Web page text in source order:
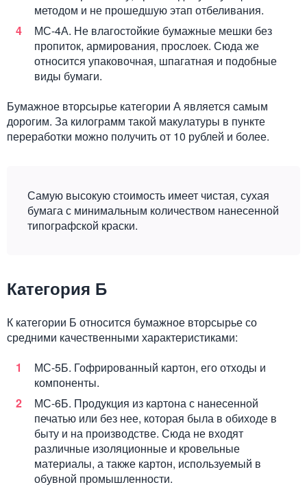
методом и не прошедшую этап отбеливания.
МС-4А. Не влагостойкие бумажные мешки без
пропиток, армирования, прослоек. Сюда же
относится упаковочная, шпагатная и подобные
виды бумаги.
Бумажное вторсырье категории А является самым
дорогим. За килограмм такой макулатуры в пункте
переработки можно получить от 10 рублей и более.
Самую высокую стоимость имеет чистая, сухая
бумага с минимальным количеством нанесенной
типографской краски.
Категория Б
К категории Б относится бумажное вторсырье со
средними качественными характеристиками:
МС-5Б. Гофрированный картон, его отходы и
компоненты.
МС-6Б. Продукция из картона с нанесенной
печатью или без нее, которая была в обиходе в
быту и на производстве. Сюда не входят
различные изоляционные и кровельные
материалы, а также картон, используемый в
обувной промышленности.